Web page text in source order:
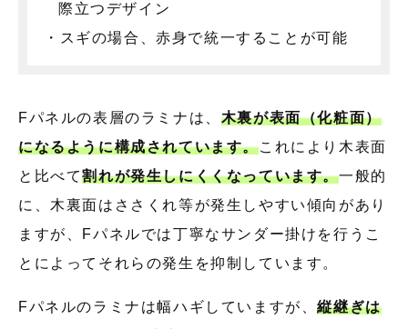
際立つデザイン
・スギの場合、赤身で統一することが可能
Fパネルの表層のラミナは、 木裏が表面（化粧面）
になるように構成されています。これにより木表面
と比べて割れが発生しにくくなっています。一般的
に、木裏面はささくれ等が発生しやすい傾向があり
ますが、Fパネルでは丁寧なサンダー掛けを行うこ
とによってそれらの発生を抑制しています。
Fパネルのラミナは幅ハギしていますが、縦継ぎは